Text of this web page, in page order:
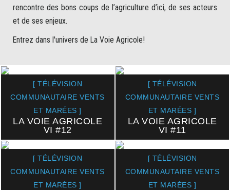
rencontre des bons coups de l’agriculture d’ici, de ses acteurs
et de ses enjeux.
Entrez dans l'univers de La Voie Agricole!
[ TÉLÉVISION
COMMUNAUTAIRE VENTS
ET MARÉES ]
LA VOIE AGRICOLE
VI #12
[ TÉLÉVISION
COMMUNAUTAIRE VENTS
ET MARÉES ]
LA VOIE AGRICOLE
VI #11
[ TÉLÉVISION
COMMUNAUTAIRE VENTS
ET MARÉES ]
[ TÉLÉVISION
COMMUNAUTAIRE VENTS
ET MARÉES ]